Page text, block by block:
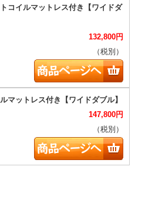
132,800円
（税別）
147,800円
（税別）